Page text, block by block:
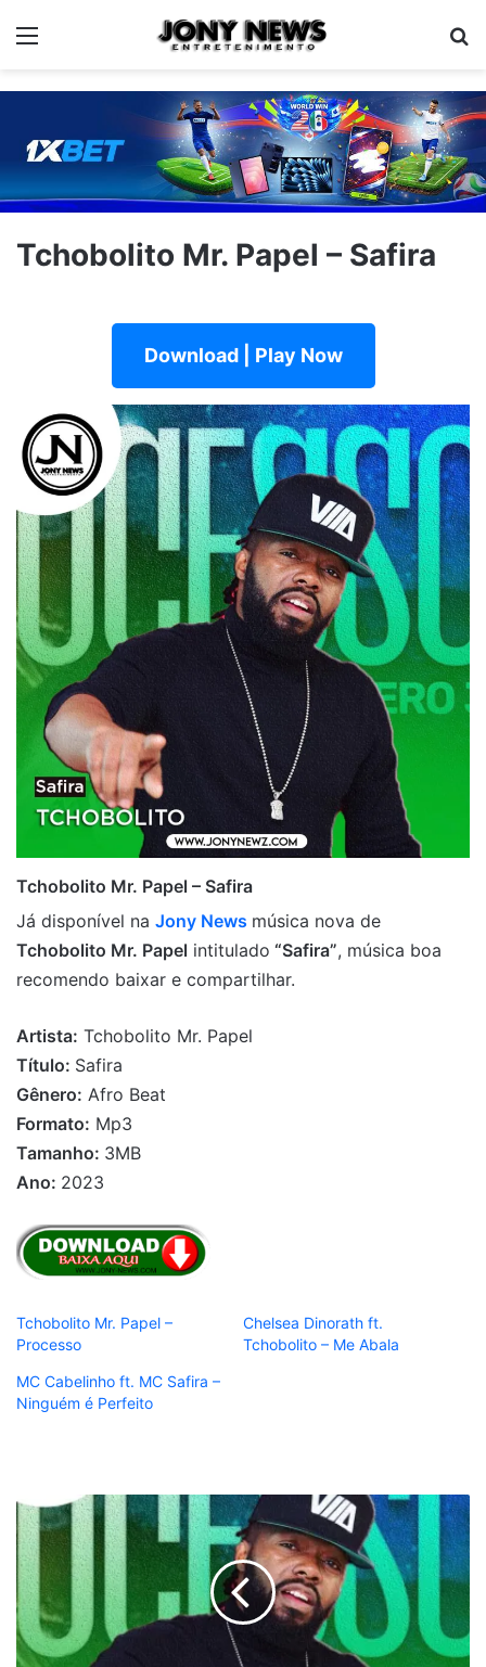
Menu
Tchobolito Mr. Papel – Safira
Download | Play Now
Tchobolito Mr. Papel – Safira
Já disponível na Jony News música nova de
Tchobolito Mr. Papel intitulado “Safira”, música boa
recomendo baixar e compartilhar.
Artista: Tchobolito Mr. Papel
Título: Safira
Gênero: Afro Beat
Formato: Mp3
Tamanho: 3MB
Ano: 2023
Tchobolito Mr. Papel –
Processo
Chelsea Dinorath ft.
Tchobolito – Me Abala
MC Cabelinho ft. MC Safira –
Ninguém é Perfeito
Tchobolito
Mr.
Papel
Processo